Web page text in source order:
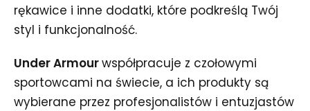
rękawice i inne dodatki, które podkreślą Twój
styl i funkcjonalność.
Under Armourwspółpracuje z czołowymi
sportowcami na świecie, a ich produkty są
wybierane przez profesjonalistów i entuzjastów